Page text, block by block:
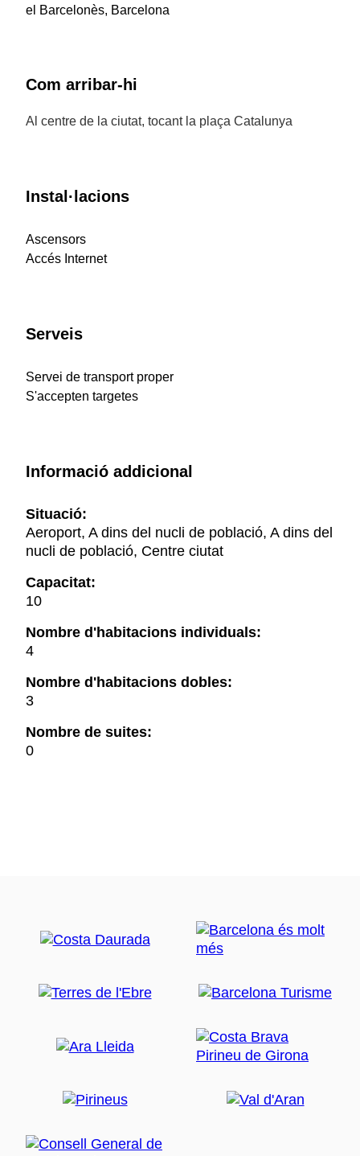
el Barcelonès, Barcelona
Com arribar-hi
Al centre de la ciutat, tocant la plaça Catalunya
Instal·lacions
Ascensors
Accés Internet
Serveis
Servei de transport proper
S'accepten targetes
Informació addicional
Situació:
Aeroport, A dins del nucli de població, A dins del
nucli de població, Centre ciutat
Capacitat:
10
Nombre d'habitacions individuals:
4
Nombre d'habitacions dobles:
3
Nombre de suites:
0